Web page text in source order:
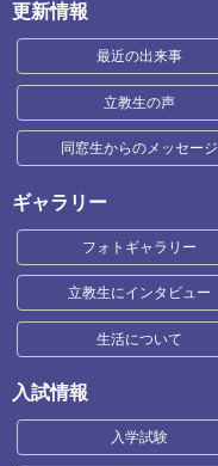
更新情報
最近の出来事
立教生の声
同窓生からのメッセージ
ギャラリー
フォトギャラリー
立教生にインタビュー
生活について
入試情報
入学試験